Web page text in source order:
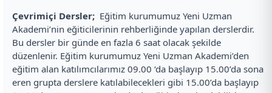
Çevrimiçi Dersler; Eğitim kurumumuz Yeni Uzman
Akademi’nin eğiticilerinin rehberliğinde yapılan derslerdir.
Bu dersler bir günde en fazla 6 saat olacak şekilde
düzenlenir. Eğitim kurumumuz Yeni Uzman Akademi’den
eğitim alan katılımcılarımız 09.00 ‘da başlayıp 15.00’da sona
eren grupta derslere katılabilecekleri gibi 15.00’da başlayıp